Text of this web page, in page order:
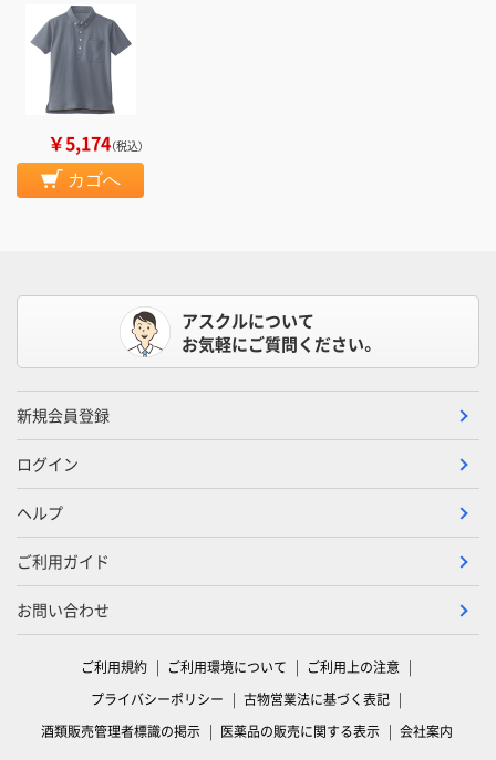
￥5,174（税込）
カゴへ
アスクルについて
お気軽にご質問ください。
新規会員登録
ログイン
ヘルプ
ご利用ガイド
お問い合わせ
ご利用規約 ご利用環境について
ご利用上の注意
プライバシーポリシー
古物営業法に基づく表記
酒類販売管理者標識の掲示
医薬品の販売に関する表示 会社案内